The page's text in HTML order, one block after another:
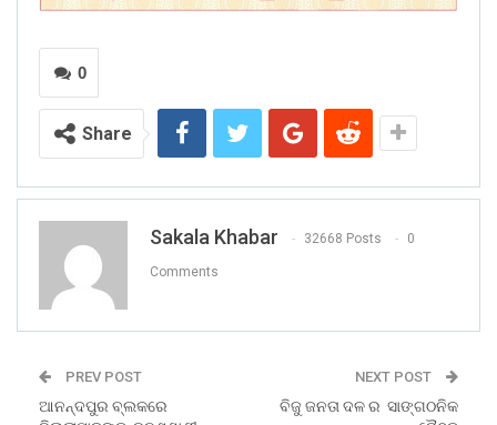
0
Share
Sakala Khabar 32668 Posts 0
Comments
PREV POST
ଆନନ୍ଦପୁର ବ୍ଲକରେ
NEXT POST
ବିଜୁ ଜନତା ଦଳ ର ସାଙ୍ଗଠନିକ